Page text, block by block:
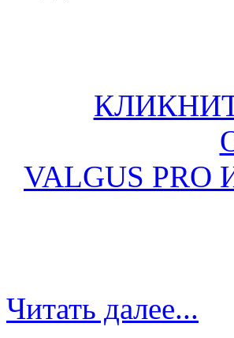
VALGUS
Читать далее...